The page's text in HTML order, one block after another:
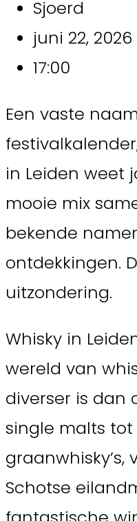
Sjoerd
juni 22, 2026
17:00
Een vaste
in Leiden weet
mooie mix
bekende
ontdekkingen.
uitzondering.
Whisky in
wereld van
diverser is dan
single malts
graanwhisky’s,
Schotse